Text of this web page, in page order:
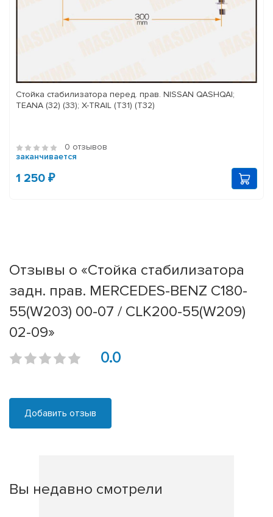
Стойка стабилизатора перед. прав. NISSAN QASHQAI;
TEANA (32) (33); X-TRAIL (T31) (T32)
0 отзывов
заканчивается
1 250 ₽
Отзывы о «Стойка стабилизатора
задн. прав. MERCEDES-BENZ C180-
55(W203) 00-07 / CLK200-55(W209)
02-09»
0.0
Добавить отзыв
Вы недавно смотрели